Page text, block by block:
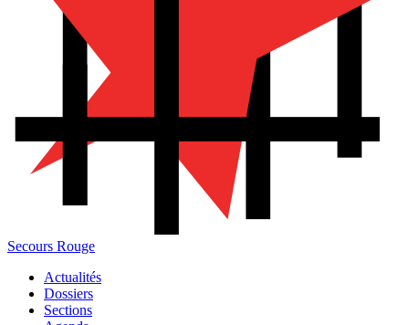
Secours Rouge
Actualités
Dossiers
Sections